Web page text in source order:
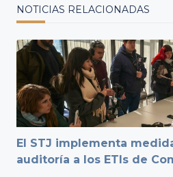
NOTICIAS RELACIONADAS
El STJ implementa
auditoría a los ETIs de